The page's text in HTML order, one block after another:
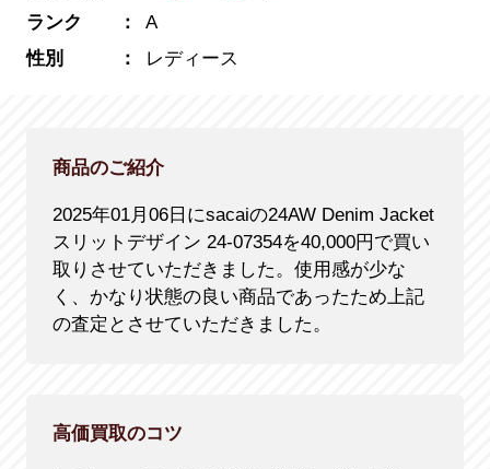
ランク
A
性別
レディース
商品のご紹介
2025年01月06日にsacaiの24AW Denim Jacket
スリットデザイン 24-07354を40,000円で買い
取りさせていただきました。使用感が少な
く、かなり状態の良い商品であったため上記
の査定とさせていただきました。
高価買取のコツ